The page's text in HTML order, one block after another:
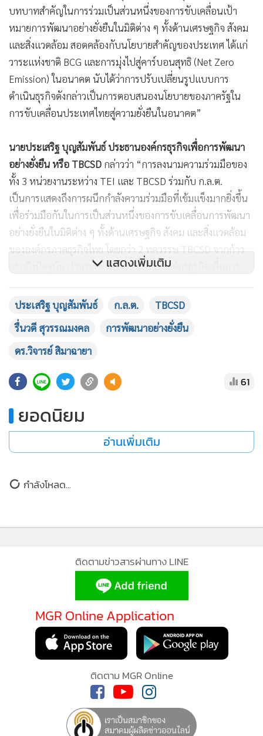
โดยได้ร่วมมือกับองค์กรสมาชิก TBCSD และองค์กรพันธมิตรของ
TBCSD ร่วมด้วยเครือข่ายต่างๆ ในการดำเนินกิจกรรมและ
โครงการต่างๆ มาอย่างต่อเนื่อง เพื่อแสดงจุดยืนของการเป็นผู้นำ
ของโลกและตอบโจทย์ทิศทางการพัฒนาของประเทศ อันเป็น
และการพัฒนาที่ยั่งยืน ซึ่งปัจจุบันองค์กรภาคธุรกิจได้เข้ามามี
บทบาทสำคัญในการร่วมเป็นส่วนหนึ่งของการขับเคลื่อนเป้า
หมายการพัฒนาอย่างยั่งยืนในมิติต่าง ๆ ทั้งด้านเศรษฐกิจ สังคม
วาระแห่งชาติ BCG และการมุ่งไปสู่คาร์บอนสุทธิ (Net Zero
นายประเสริฐ บุญสัมพันธ์ ประธานองค์กรธุรกิจเพื่อการพัฒนา
หรือ TBCSDกล่าวว่า “การลงนามความร่วมมือของ
ทั้ง 3 หน่วยงานระหว่าง TEI และ TBCSD ร่วมกับ ก.ล.ต.
เป็นการแสดงถึงการผนึกกำลังความร่วมมือที่เข้มแข็งมากยิ่งขึ้น
เพื่อร่วมมือกันในการเป็นส่วนหนึ่งของการขับเคลื่อนการพัฒนา
อย่างยั่งยืนในมิติต่าง ๆ ทั้งด้านเศรษฐกิจ สังคม และสิ่งแวดล้อม
ขององค์กรภาคธุรกิจไทย โดยกว่า 2 ทศวรรษ TBCSD จากก้าว
แรกถึงปัจจุบัน ผ่านระยะเวลากว่า 28 ปี องค์กรธุรกิจเพื่อการ
พัฒนาอย่างยั่งยืน (TBCSD) เป็นองค์กรที่เกิดจากการรวมตัวกัน
ของภาคธุรกิจชั้นแนวหน้าของประเทศไทยที่เป็นผู้นำด้านการ
แสดงเพิ่มเติม
ประเสริฐ บุญสัมพันธ์ ก.ล.ต.
ดร.วิจารย์ สิมาฉายา
61
ยอดนิยม
ติดตามข่าวสารผ่านทาง LINE
MGR Online Application